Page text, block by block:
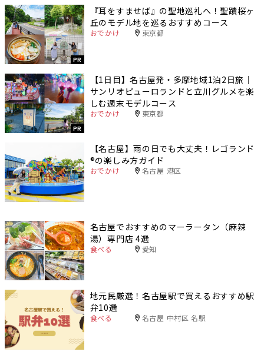
PR
『耳をすませば』の聖地巡礼へ！聖蹟桜ヶ
丘のモデル地を巡るおすすめコース
おでかけ 東京都
PR
【1日目】名古屋発・多摩地域1泊2日旅｜
サンリオピューロランドと立川グルメを楽
しむ週末モデルコース
おでかけ 東京都
【名古屋】雨の日でも大丈夫！レゴランド
®️の楽しみ方ガイド
おでかけ 名古屋 港区
名古屋でおすすめのマーラータン（麻辣
湯）専門店 4選
食べる 愛知
地元民厳選！名古屋駅で買えるおすすめ駅
弁10選
食べる 名古屋 中村区 名駅